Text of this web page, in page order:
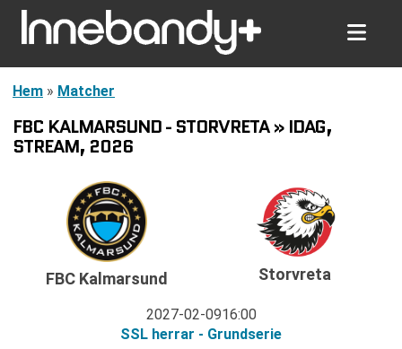
Hem » Matcher
FBC KALMARSUND - STORVRETA » IDAG,
STREAM, 2026
FBC Kalmarsund
2027-02-0916:00
SSL herrar - Grundserie
Storvreta